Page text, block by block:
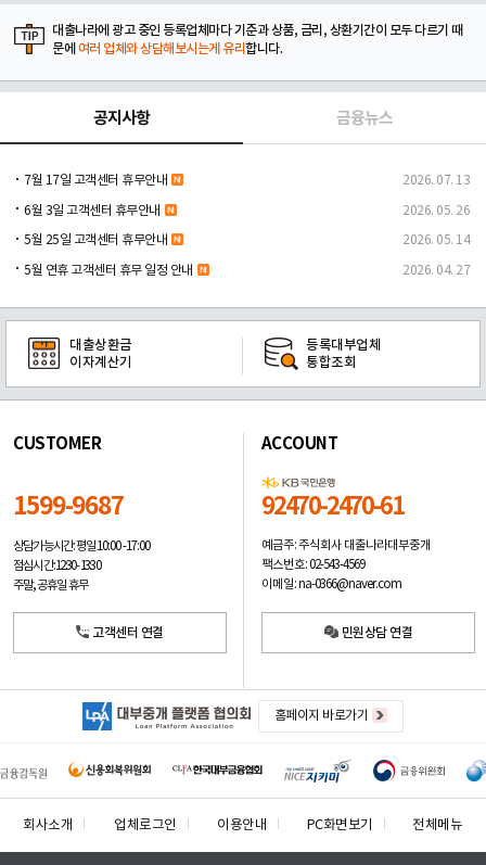
대출나라에 광고 중인 등록업체마다 기준과 상품, 금리, 상환기간이 모두 다르기 때
문에 여러 업체와 상담해보시는게 유리합니다.
공지사항 금융뉴스
7월 17일 고객센터 휴무안내 2026. 07. 13
6월 3일 고객센터 휴무안내 2026. 05. 26
5월 25일 고객센터 휴무안내 2026. 05. 14
5월 연휴 고객센터 휴무 일정 안내 2026. 04. 27
대출상환금
이자계산기
등록대부업체
통합조회
CUSTOMER
1599-9687
상담가능시간: 평일10:00 -17:00
점심시간: 12:30 - 13:30
주말, 공휴일 휴무
고객센터 연결
ACCOUNT
92470-2470-61
예금주: 주식회사 대출나라대부중개
팩스번호: 02-543-4569
이메일: na-0366@naver.com
민원상담 연결
홈페이지 바로가기
회사소개 업체로그인 이용안내 PC화면보기 전체메뉴